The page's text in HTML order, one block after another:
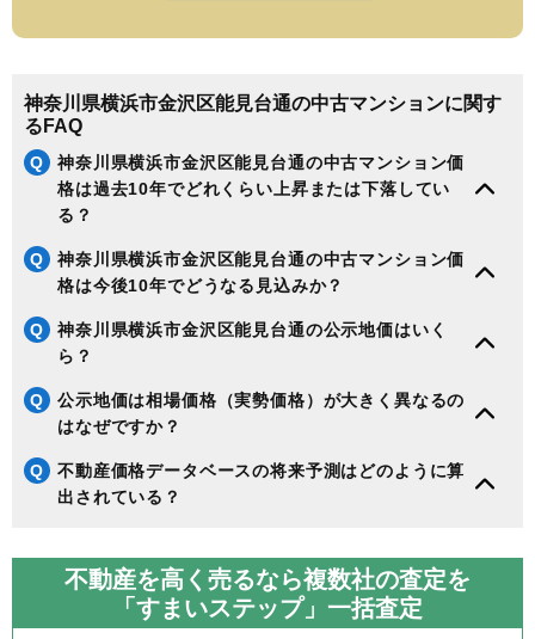
神奈川県横浜市金沢区能見台通の中古マンションに関す
るFAQ
Q
神奈川県横浜市金沢区能見台通の中古マンション価
格は過去10年でどれくらい上昇または下落してい
る？
Q
神奈川県横浜市金沢区能見台通の中古マンション価
格は今後10年でどうなる見込みか？
Q
神奈川県横浜市金沢区能見台通の公示地価はいく
ら？
Q
公示地価は相場価格（実勢価格）が大きく異なるの
はなぜですか？
Q
不動産価格データベースの将来予測はどのように算
出されている？
不動産を高く売るなら複数社の査定を
「すまいステップ」一括査定